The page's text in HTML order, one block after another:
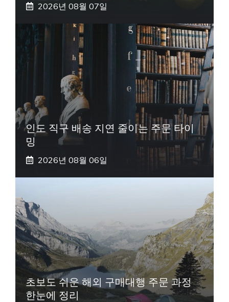
2026년 08월 07일
인도 직구 배송 지연 줄이는 주문 타이
밍
2026년 08월 06일
초보도 쉬운 해외 구매대행 주문 과정
한눈에 정리